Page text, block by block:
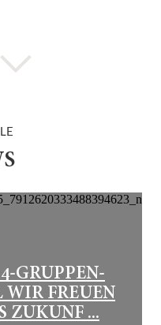
GRUPPEN-
FREUEN
ZUKUNF ...